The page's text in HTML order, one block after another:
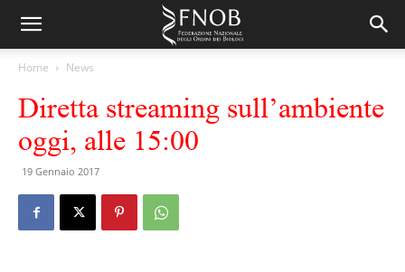
Home News
Diretta streaming sull’ambiente
oggi, alle 15:00
19 Gennaio 2017